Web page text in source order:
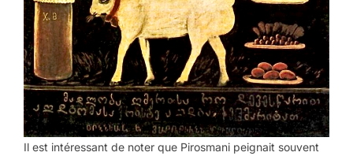
Il est intéressant de noter que Pirosmani peignait souvent